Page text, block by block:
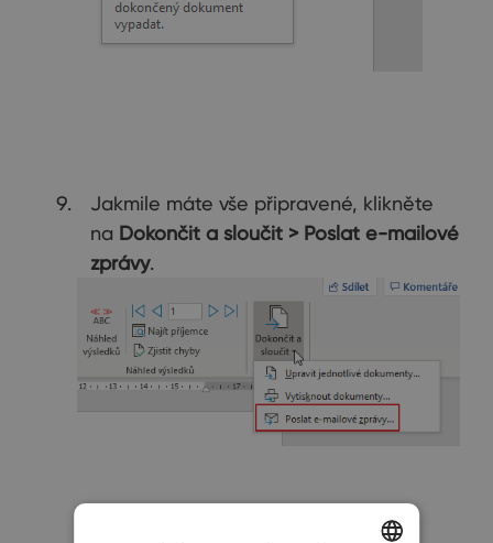
Jakmile máte vše připravené, klikněte
na Dokončit a sloučit > Poslat e-mailové
zprávy.